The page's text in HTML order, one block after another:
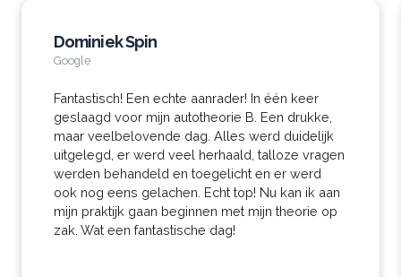
Dominiek Spin
Google
Fantastisch! Een echte aanrader! In één keer
geslaagd voor mijn autotheorie B. Een drukke,
maar veelbelovende dag. Alles werd duidelijk
uitgelegd, er werd veel herhaald, talloze vragen
werden behandeld en toegelicht en er werd
ook nog eens gelachen. Echt top! Nu kan ik aan
mijn praktijk gaan beginnen met mijn theorie op
zak. Wat een fantastische dag!